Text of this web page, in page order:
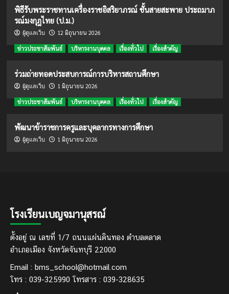
พิธีรับพระราชทานเครื่องราชอิสริยาภรณ์ ชั้นสายสะพาย ประถมาภ
รณ์มงกุฎไทย (ป.ม.)
ผู้ดูแลเว็บ 12 มิถุนายน 2026
ข่าวประชาสัมพันธ์ บริหารงานบุคคล เรื่องทั่วไป เรื่องสำคัญ
ร่วมถ่ายทอดประสบการณ์การบริหารสถานศึกษา
ผู้ดูแลเว็บ 1 มิถุนายน 2026
ข่าวประชาสัมพันธ์ บริหารงานบุคคล เรื่องทั่วไป เรื่องสำคัญ
พัฒนาข้าราชการครูและบุคลากรทางการศึกษา
ผู้ดูแลเว็บ 1 มิถุนายน 2026
โรงเรียนเบญจมานุสรณ์
ตั้งอยู่ ณ เลขที่ 1/7 ถนนแผ่นดินทอง ตำบลตลาด
อำเภอเมือง จังหวัดจันทบุรี 22000
Email : bms_school@hotmail.com
โทร : 039-325990 โทรสาร : 039-328635